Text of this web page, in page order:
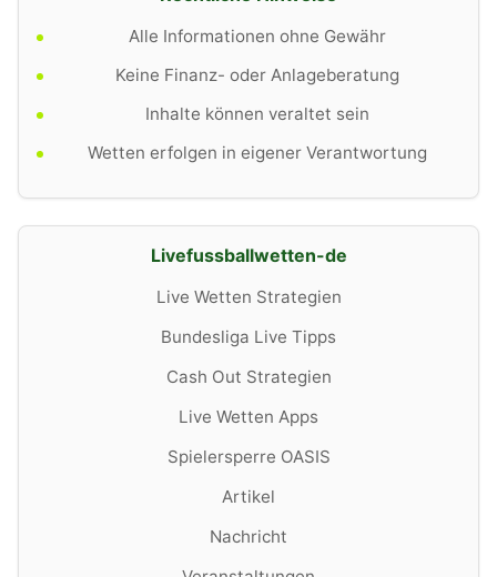
Alle Informationen ohne Gewähr
Keine Finanz- oder Anlageberatung
Inhalte können veraltet sein
Wetten erfolgen in eigener Verantwortung
Livefussballwetten-de
Live Wetten Strategien
Bundesliga Live Tipps
Cash Out Strategien
Live Wetten Apps
Spielersperre OASIS
Artikel
Nachricht